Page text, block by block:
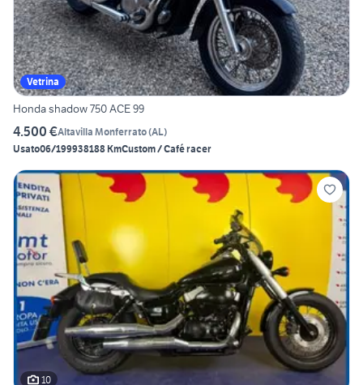
Vetrina
Honda shadow 750 ACE 99
4.500 €Altavilla Monferrato(AL)
Usato06/199938188 KmCustom / Café racer
10